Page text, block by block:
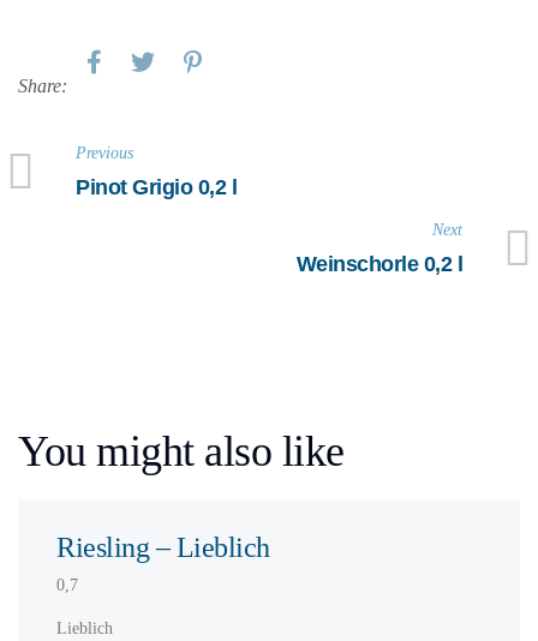
Share:
Previous
Pinot Grigio 0,2 l
Next
Weinschorle 0,2 l
You might also like
Riesling – Lieblich
0,7
Lieblich